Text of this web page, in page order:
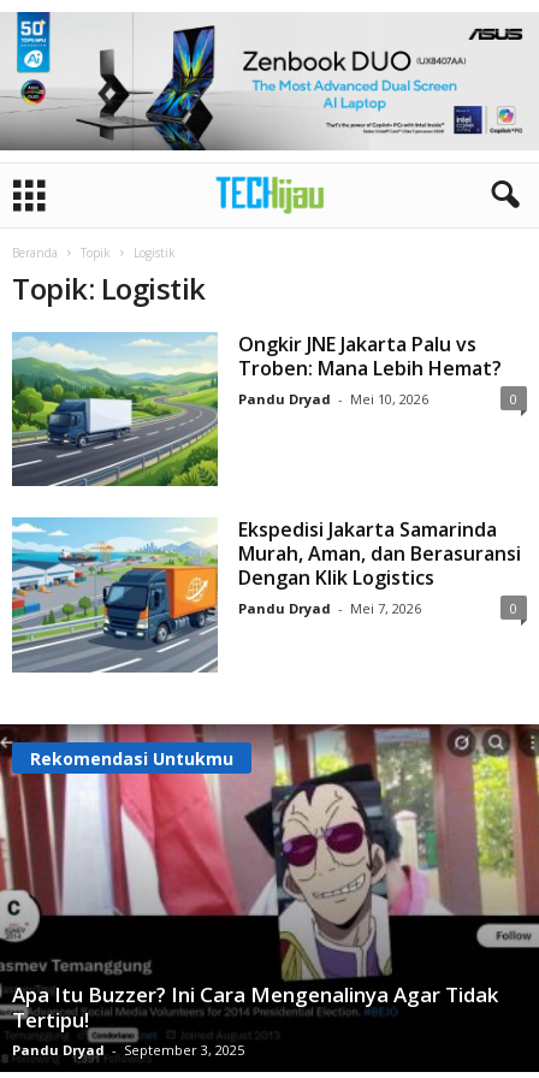
Beranda Topik Logistik
Topik: Logistik
Ongkir JNE Jakarta Palu vs
Troben: Mana Lebih Hemat?
Pandu Dryad - Mei 10, 2026 0
Ekspedisi Jakarta Samarinda
Murah, Aman, dan Berasuransi
Dengan Klik Logistics
Pandu Dryad - Mei 7, 2026 0
Rekomendasi Untukmu
Apa Itu Buzzer? Ini Cara Mengenalinya Agar Tidak
Tertipu!
Pandu Dryad - September 3, 2025